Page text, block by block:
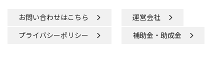
お問い合わせはこちら
運営会社
プライバシーポリシー
補助金・助成金